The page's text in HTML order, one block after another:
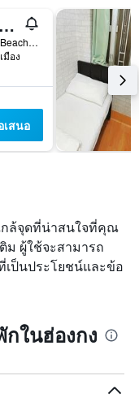
คอนแชร์โต อินน์
28 Hung Shing Yeh Beach, Yung Shue Wan, ฮ่องกง, ฮ่องกง
มือง
เสนอ
กล้จุดที่น่าสนใจที่คุณ
ม ผู้ใช้จะสามารถ
ป็นประโยชน์และข้อ
กในฮ่องกง